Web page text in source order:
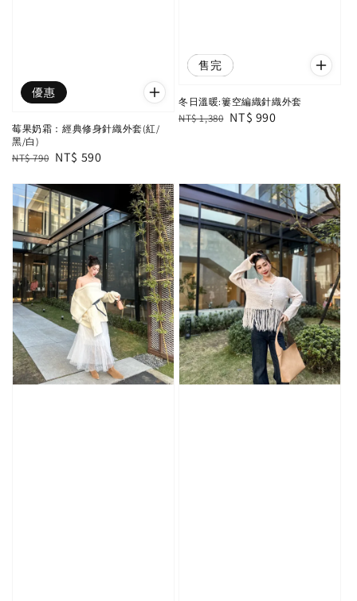
優惠
莓果奶霜：經典修身針織外套(紅/
黑/白)
Regular
NT$ 790 Sale
NT$ 590
優惠
售完
冬日溫暖:簍空編織針織外套
Regular
NT$ 1,380 Sale
NT$ 990